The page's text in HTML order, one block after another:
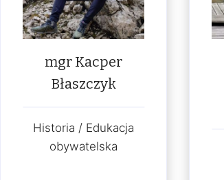
mgr Kacper
Błaszczyk
Historia / Edukacja
obywatelska